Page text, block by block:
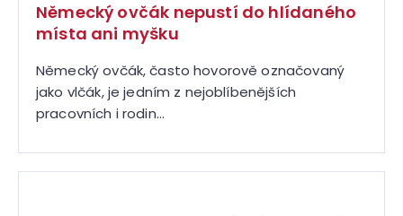
Německý ovčák nepustí do hlídaného
místa ani myšku
Německý ovčák, často hovorově označovaný
jako vlčák, je jedním z nejoblíbenějších
pracovních i rodin...